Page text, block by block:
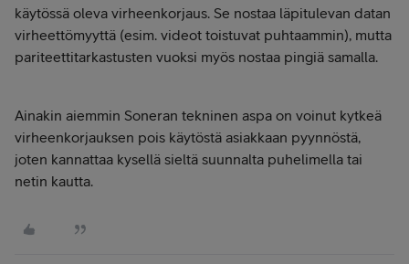
käytössä oleva virheenkorjaus. Se nostaa läpitulevan datan
virheettömyyttä (esim. videot toistuvat puhtaammin), mutta
pariteettitarkastusten vuoksi myös nostaa pingiä samalla.
Ainakin aiemmin Soneran tekninen aspa on voinut kytkeä
virheenkorjauksen pois käytöstä asiakkaan pyynnöstä,
joten kannattaa kysellä sieltä suunnalta puhelimella tai
netin kautta.